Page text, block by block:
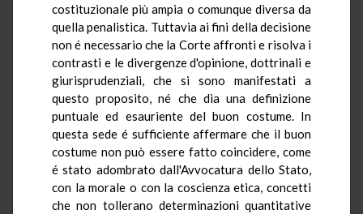
costituzionale più ampia o comunque diversa da
quella penalistica. Tuttavia ai fini della decisione
non é necessario che la Corte affronti e risolva i
contrasti e le divergenze d'opinione, dottrinali e
giurisprudenziali, che si sono manifestati a
questo proposito, né che dia una definizione
puntuale ed esauriente del buon costume. In
questa sede é sufficiente affermare che il buon
costume non può essere fatto coincidere, come
é stato adombrato dall'Avvocatura dello Stato,
con la morale o con la coscienza etica, concetti
che non tollerano determinazioni quantitative